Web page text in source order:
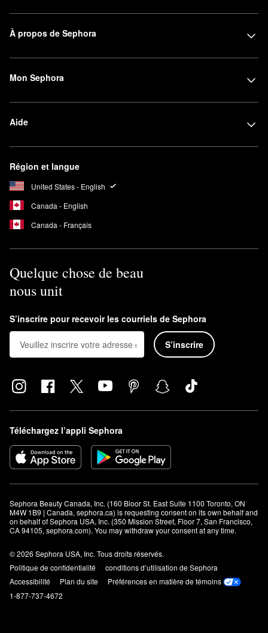
À propos de Sephora
Mon Sephora
Aide
Région et langue
United States - English
Canada - English
Canada - Français
Quelque chose de beau
nous unit
S’inscrire pour recevoir les courriels de Sephora
S’inscrire
Téléchargez l’appli Sephora
Sephora Beauty Canada, Inc. (160 Bloor St. East Suite 1100 Toronto, ON
M4W 1B9 | Canada, sephora.ca) is requesting consent on its own behalf and
on behalf of Sephora USA, Inc. (350 Mission Street, Floor 7, San Francisco,
CA 94105, sephora.com). You may withdraw your consent at any time.
© 2026 Sephora USA, Inc. Tous droits réservés.
Politique de confidentialité
conditions d’utilisation de Sephora
Accessibilité
Plan du site
Préférences en matière de témoins
1-877-737-4672